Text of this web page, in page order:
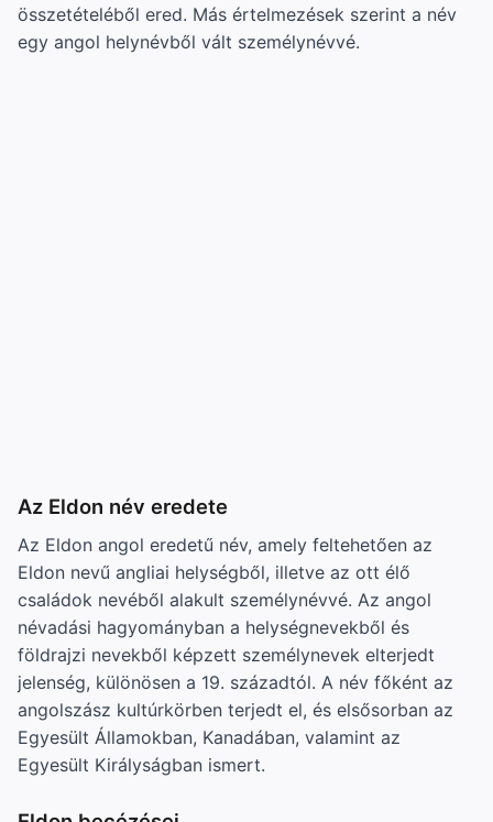
összetételéből ered. Más értelmezések szerint a név
egy angol helynévből vált személynévvé.
Az Eldon név eredete
Az Eldon angol eredetű név, amely feltehetően az
Eldon nevű angliai helységből, illetve az ott élő
családok nevéből alakult személynévvé. Az angol
névadási hagyományban a helységnevekből és
földrajzi nevekből képzett személynevek elterjedt
jelenség, különösen a 19. századtól. A név főként az
angolszász kultúrkörben terjedt el, és elsősorban az
Egyesült Államokban, Kanadában, valamint az
Egyesült Királyságban ismert.